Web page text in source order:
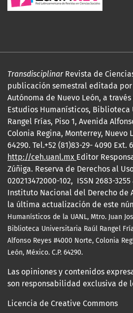
TransdisciplinarRevista de
publicación semestral editada
Autónoma de Nuevo León, a
Estudios Humanísticos,
Rangel Frías, Piso 1, Avenida
Colonia Regina, Monterrey, Nuevo
64290. Tel.+52 (81)83-29- 4090 Ext.
http://ceh.uanl.mx Editor
Zúñiga. Reserva de Derechos al
020213472000-102, ISSN 2683-
Instituto Nacional del Derecho de
la última actualización de este
Humanísticos de la UANL, Mtro. Juan
Biblioteca Universitaria Raúl Rangel
Alfonso Reyes #4000 Norte, Colonia
León, México. C.P. 64290.
Las opiniones y contenidos
son responsabilidad exclusiva de
Licencia de Creative Commons